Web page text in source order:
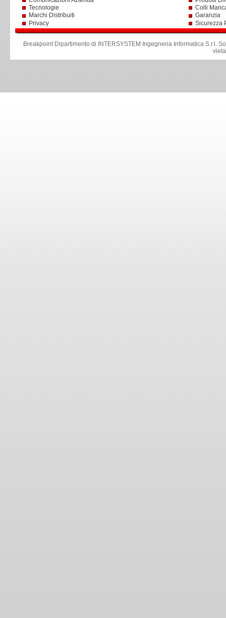
Tecnologie
Marchi Distribuiti
Privacy
Colli
Garanzia
Sicurezza
Breakpoint Dipartimento di INTERSYSTEM Ingegneria Informatica S.r.l .